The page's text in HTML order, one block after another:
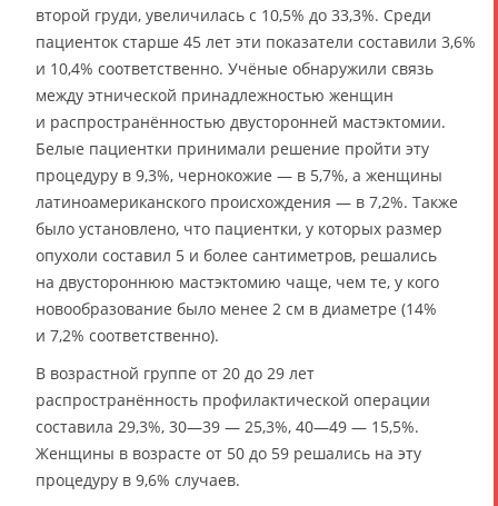
второй груди, увеличилась с 10,5% до 33,3%. Среди
пациенток старше 45 лет эти показатели составили 3,6%
и 10,4% соответственно. Учёные обнаружили связь
между этнической принадлежностью женщин
и распространённостью двусторонней мастэктомии.
Белые пациентки принимали решение пройти эту
процедуру в 9,3%, чернокожие — в 5,7%, а женщины
латиноамериканского происхождения — в 7,2%. Также
было установлено, что пациентки, у которых размер
опухоли составил 5 и более сантиметров, решались
на двустороннюю мастэктомию чаще, чем те, у кого
новообразование было менее 2 см в диаметре (14%
и 7,2% соответственно).
В возрастной группе от 20 до 29 лет
распространённость профилактической операции
составила 29,3%, 30—39 — 25,3%, 40—49 — 15,5%.
Женщины в возрасте от 50 до 59 решались на эту
процедуру в 9,6% случаев.